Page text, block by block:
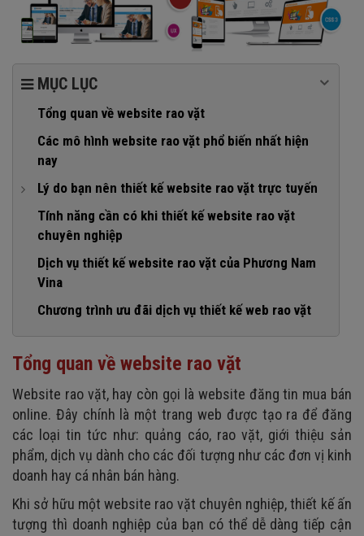
MỤC LỤC
Tổng quan về website rao vặt
Các mô hình website rao vặt phổ biến nhất hiện
nay
Lý do bạn nên thiết kế website rao vặt trực tuyến
1. Thị trường màu mỡ chờ bạn khai thác
2. Tăng uy tín cho doanh nghiệp của mình
3. Thu hút khách hàng
quả
5. Tạo ra nguồn thu online khổng lồ khi thiết kế web rao
Tính năng cần có khi thiết kế website rao vặt
chuyên nghiệp
Dịch vụ thiết kế website rao vặt của Phương Nam
Vina
Chương trình ưu đãi dịch vụ thiết kế web rao vặt
Tổng quan về website rao vặt
Website rao vặt, hay còn gọi là website đăng tin mua bán
online. Đây chính là một trang web được tạo ra để đăng
các loại tin tức như: quảng cáo, rao vặt, giới thiệu sản
phẩm, dịch vụ dành cho các đối tượng như các đơn vị kinh
doanh hay cá nhân bán hàng.
Khi sở hữu một website rao vặt chuyên nghiệp, thiết kế ấn
tượng thì doanh nghiệp của bạn có thể dễ dàng tiếp cận